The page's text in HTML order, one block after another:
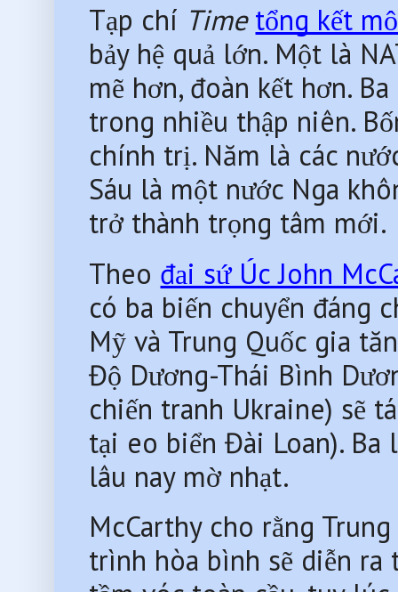
Tạp chí Time tổng kết
bảy hệ quả lớn. Một là
mẽ hơn, đoàn kết hơn.
trong nhiều thập niên.
chính trị. Năm là các
Sáu là một nước Nga
trở thành trọng tâm mới.
Theo đại sứ Úc John
có ba biến chuyển đáng
Mỹ và Trung Quốc gia
Độ Dương-Thái Bình
chiến tranh Ukraine) sẽ
tại eo biển Đài Loan). Ba
lâu nay mờ nhạt.
McCarthy cho rằng
trình hòa bình sẽ diễn ra